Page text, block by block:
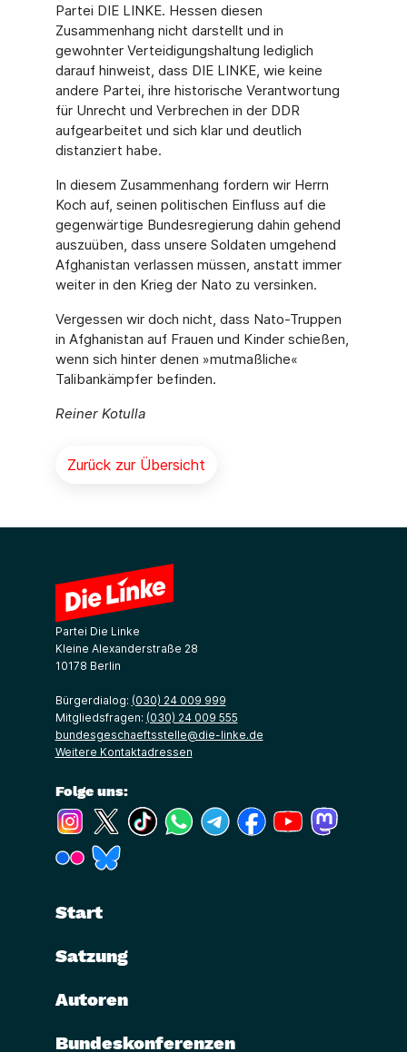
Partei DIE LINKE. Hessen diesen
Zusammenhang nicht darstellt und in
gewohnter Verteidigungshaltung lediglich
darauf hinweist, dass DIE LINKE, wie keine
andere Partei, ihre historische Verantwortung
für Unrecht und Verbrechen in der DDR
aufgearbeitet und sich klar und deutlich
distanziert habe.
In diesem Zusammenhang fordern wir Herrn
Koch auf, seinen politischen Einfluss auf die
gegenwärtige Bundesregierung dahin gehend
auszuüben, dass unsere Soldaten umgehend
Afghanistan verlassen müssen, anstatt immer
weiter in den Krieg der Nato zu versinken.
Vergessen wir doch nicht, dass Nato-Truppen
in Afghanistan auf Frauen und Kinder schießen,
wenn sich hinter denen »mutmaßliche«
Talibankämpfer befinden.
Reiner Kotulla
Zurück zur Übersicht
Partei Die Linke
Kleine Alexanderstraße 28
10178 Berlin
Bürgerdialog: (030) 24 009 999
Mitgliedsfragen: (030) 24 009 555
bundesgeschaeftsstelle@die-linke.de
Weitere Kontaktadressen
Folge uns:
(Link öffnet ein neues Fenster)
(Link öffnet ein neues Fenster)
(Link öffnet ein neues Fenster)
(Link öffnet ein neues Fenster)
(Link öffnet ein neues Fenster)
(Link öffnet ein neues
(Link öffnet ein
(Link öffnet ein neues Fenster)
Start
Satzung
Autoren
Bundeskonferenzen